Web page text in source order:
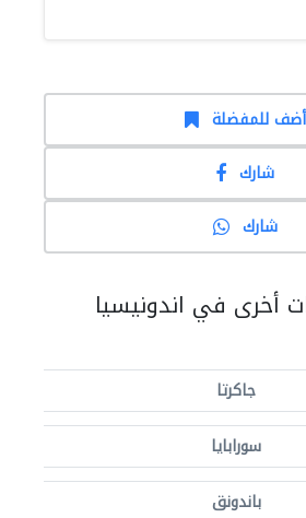
أضف للمفضلة
شارك
شارك
أخرى في اندونيسيا
جاكرتا
سورابايا
باندونق